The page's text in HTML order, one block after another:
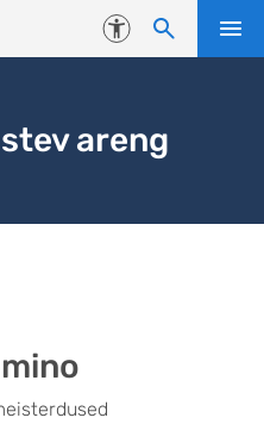
Juurdepääsetavus
areng